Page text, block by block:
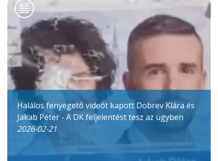
Halálos fenyegető videót kapott Dobrev Klára és
Jakab Péter - A DK feljelentést tesz az ügyben
2026-02-21